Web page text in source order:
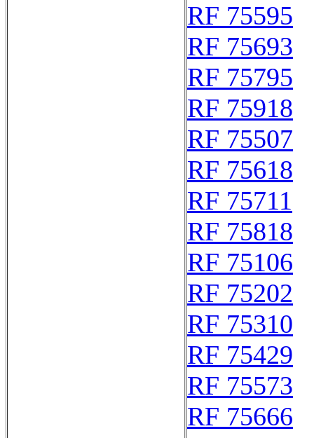
RF 75595
RF 75693
RF 75795
RF 75918
RF 75507
RF 75618
RF 75711
RF 75818
RF 75106
RF 75202
RF 75310
RF 75429
RF 75573
RF 75666